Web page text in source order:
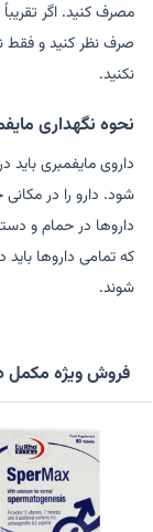
مصرف کنید. اگر
صرف نظر کنید و فقط
نکنید.
نحوه نگهداری
شود. دارو را در
داروها در حمام و
که تمامی داروها
شوند.
فروش ویژه